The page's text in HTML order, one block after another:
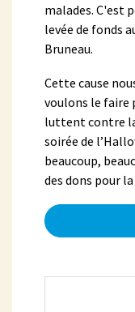
malades. C'est
levée de fonds
Bruneau.
Cette cause
voulons le faire
luttent contre la
soirée de
beaucoup,
des dons pour la